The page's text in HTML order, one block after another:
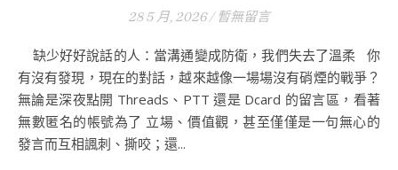
28 5 月, 2026 / 暫無留言
缺少好好說話的人：當溝通變成防衛，我們失去了溫柔 你
有沒有發現，現在的對話，越來越像一場場沒有硝煙的戰爭？
無論是深夜點開 Threads、PTT 還是 Dcard 的留言區，看著
無數匿名的帳號為了 立場、價值觀，甚至僅僅是一句無心的
發言而互相諷刺、撕咬；還...